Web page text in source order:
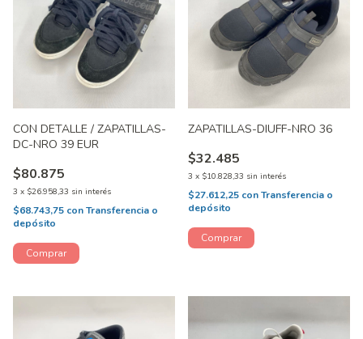
CON DETALLE / ZAPATILLAS-
DC-NRO 39 EUR
$80.875
3 x $26.958,33 sin interés
$68.743,75 conTransferencia o
depósito
ZAPATILLAS-DIUFF-NRO 36
$32.485
3 x $10.828,33 sin interés
$27.612,25 conTransferencia o
depósito